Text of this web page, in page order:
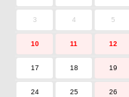
3 4 5
10 11 12
17 18 19
24 25 26